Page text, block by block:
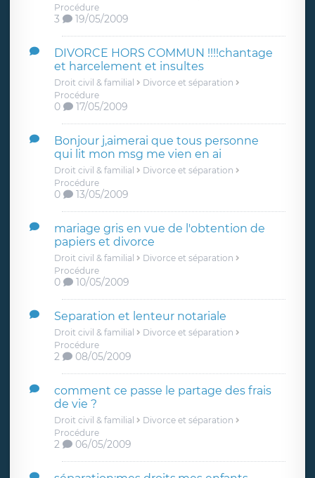
Procédure
3 19/05/2009
DIVORCE HORS COMMUN !!!!chantage
et harcelement et insultes
Droit civil & familial
Divorce et séparation
Procédure
0 17/05/2009
Bonjour j,aimerai que tous personne
qui lit mon msg me vien en ai
Droit civil & familial
Divorce et séparation
Procédure
0 13/05/2009
mariage gris en vue de l'obtention de
papiers et divorce
Droit civil & familial
Divorce et séparation
Procédure
0 10/05/2009
Separation et lenteur notariale
Droit civil & familial
Divorce et séparation
Procédure
2 08/05/2009
comment ce passe le partage des frais
de vie ?
Droit civil & familial
Divorce et séparation
Procédure
2 06/05/2009